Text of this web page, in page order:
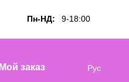
Пн-НД: 9-18:00
Мой заказ Рус